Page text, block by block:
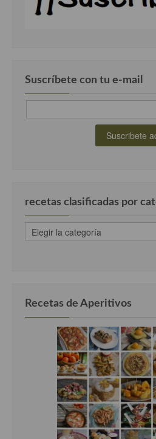
Suscríbete con tu e-mail
recetas clasificadas por
recetas
clasificadas
Recetas de Aperitivos